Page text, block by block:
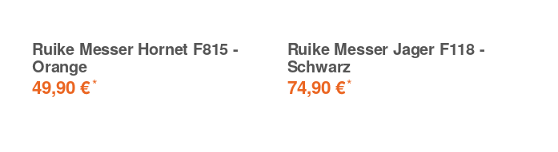
Ruike Messer Hornet F815 -
Orange
49,90 €*
Ruike Messer Jager F118 -
Schwarz
74,90 €*